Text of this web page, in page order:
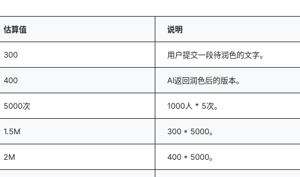
估算值 说明
300 用户提交一段待润色的文字。
400 AI返回润色后的版本。
5000次 1000人 * 5次。
1.5M 300 * 5000。
2M 400 * 5000。